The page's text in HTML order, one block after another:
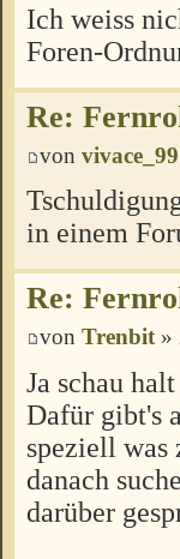
Ich weiss
Foren-
Re:
von vivace_99
in einem
Re:
von Trenbit»
Ja schau
Dafür gibt's
speziell was
danach
darüber